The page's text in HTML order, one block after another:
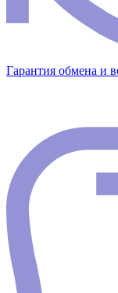
Гарантия обмена и